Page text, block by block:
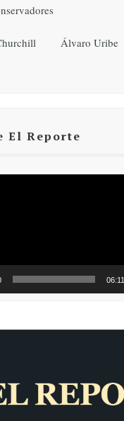
Álvaro Uribe
El Reporte
06:11